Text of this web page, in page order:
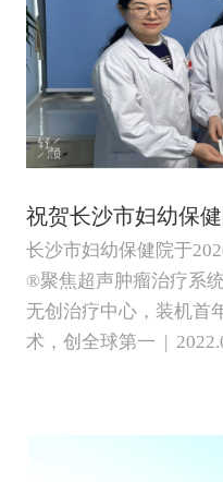
长沙市妇幼保健院于
®聚焦超声肿瘤治疗系
无创治疗中心，装机首
术，创全球第一 |